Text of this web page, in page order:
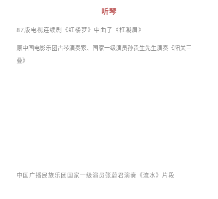
听琴
87版电视连续剧《红楼梦》中曲子《枉凝眉》
原中国电影乐团古琴演奏家、国家一级演员孙贵生先生演奏《阳关三
叠》
中国广播民族乐团国家一级演员张蔚君演奏《流水》片段